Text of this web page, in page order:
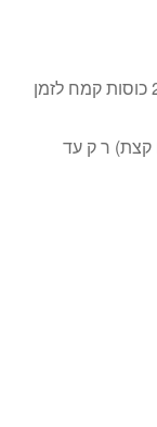
1/2 4 כוסות קמח תופח ולהכין בצד עוד כ-2 כוסות קמח לזמן
קצת) ר ק עד